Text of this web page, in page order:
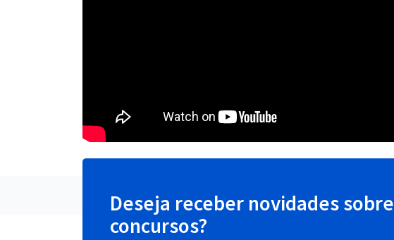
Deseja receber novidades sobre
concursos?